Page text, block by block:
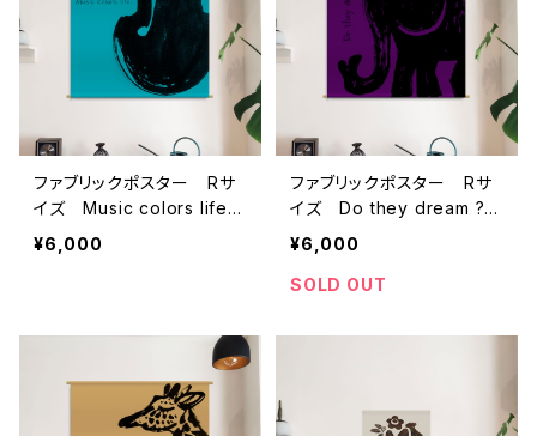
ファブリックポスター Rサ
イズ Music colors life
”チェロ” （730×730m
¥6,000
ファブリックポスター Rサ
イズ Do they dream ?
”ゾウ” （730×730mm）
¥6,000
SOLD OUT